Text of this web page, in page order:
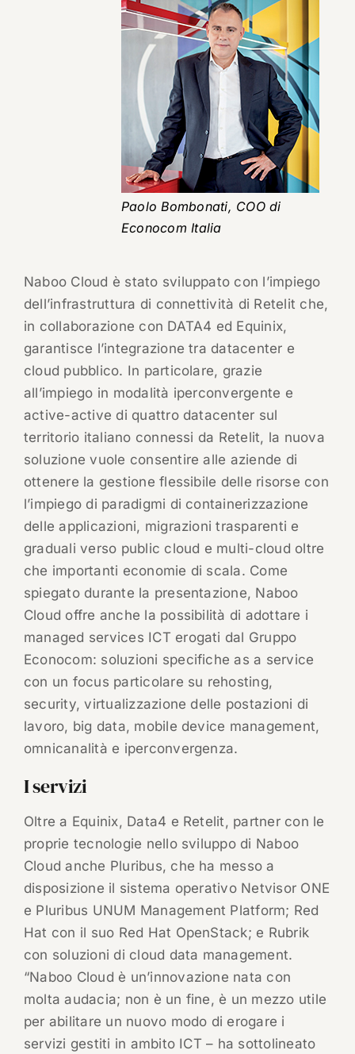
Paolo Bombonati, COO di
Econocom Italia
Naboo Cloud è stato sviluppato con l’impiego
dell’infrastruttura di connettività di Retelit che,
in collaborazione con DATA4 ed Equinix,
garantisce l’integrazione tra datacenter e
cloud pubblico. In particolare, grazie
all’impiego in modalità iperconvergente e
active-active di quattro datacenter sul
territorio italiano connessi da Retelit, la nuova
soluzione vuole consentire alle aziende di
ottenere la gestione flessibile delle risorse con
l’impiego di paradigmi di containerizzazione
delle applicazioni, migrazioni trasparenti e
graduali verso public cloud e multi-cloud oltre
che importanti economie di scala. Come
spiegato durante la presentazione, Naboo
Cloud offre anche la possibilità di adottare i
managed services ICT erogati dal Gruppo
Econocom: soluzioni specifiche as a service
con un focus particolare su rehosting,
security, virtualizzazione delle postazioni di
lavoro, big data, mobile device management,
omnicanalità e iperconvergenza.
I servizi
Oltre a Equinix, Data4 e Retelit, partner con le
proprie tecnologie nello sviluppo di Naboo
Cloud anche Pluribus, che ha messo a
disposizione il sistema operativo Netvisor ONE
e Pluribus UNUM Management Platform; Red
Hat con il suo Red Hat OpenStack; e Rubrik
con soluzioni di cloud data management.
“Naboo Cloud è un’innovazione nata con
molta audacia; non è un fine, è un mezzo utile
per abilitare un nuovo modo di erogare i
servizi gestiti in ambito ICT – ha sottolineato